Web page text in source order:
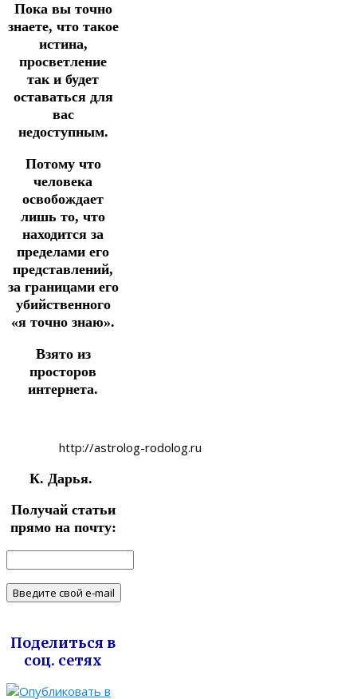
Пока вы точно
знаете, что такое
истина,
просветление
так и будет
оставаться для
вас
недоступным.
Потому что
человека
освобождает
лишь то, что
находится за
пределами его
представлений,
за границами его
убийственного
«я точно знаю».
Взято из
просторов
интернета.
http://astrolog-rodolog.ru
К. Дарья.
Получай статьи
прямо на почту:
Поделиться в
соц. сетях